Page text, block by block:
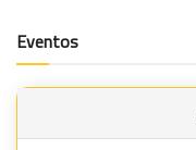
Eventos